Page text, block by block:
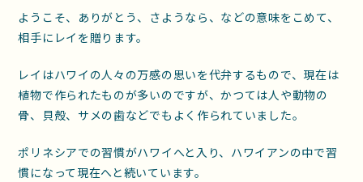
ようこそ、ありがとう、さようなら、などの意味をこめて、
相手にレイを贈ります。
レイはハワイの人々の万感の思いを代弁するもので、現在は
植物で作られたものが多いのですが、かつては人や動物の
骨、貝殻、サメの歯などでもよく作られていました。
ポリネシアでの習慣がハワイへと入り、ハワイアンの中で習
慣になって現在へと続いています。